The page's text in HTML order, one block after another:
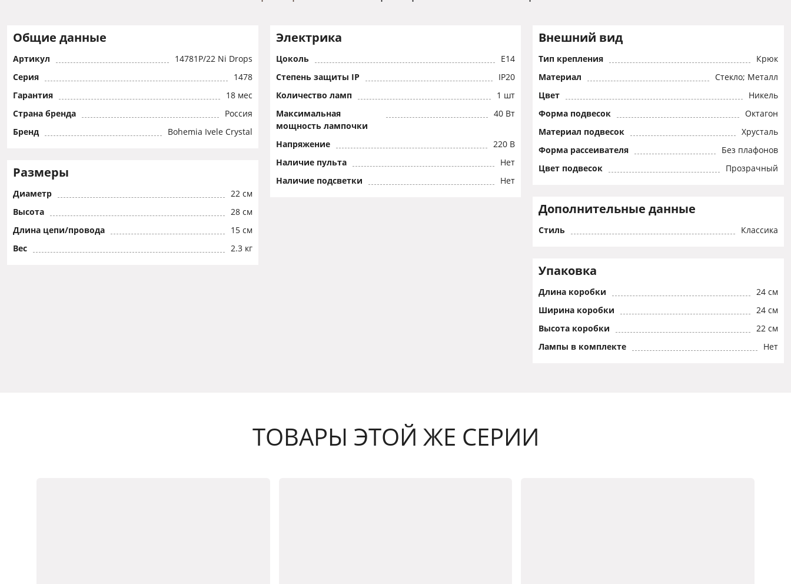
Общие данные
Артикул
14781P/22 Ni Drops
Серия
1478
Гарантия
18 мес
Страна бренда
Россия
Бренд
Bohemia Ivele Crystal
Размеры
Диаметр
22 см
Высота
28 см
Длина цепи/провода
15 см
Вес
2.3 кг
Электрика
Цоколь
E14
Степень защиты IP
IP20
Количество ламп
1 шт
Максимальная
мощность лампочки
40 Вт
Напряжение
220 В
Наличие пульта
Нет
Наличие подсветки
Нет
Внешний вид
Тип крепления
Крюк
Материал
Стекло; Металл
Цвет
Никель
Форма подвесок
Октагон
Материал подвесок
Хрусталь
Форма рассеивателя
Без плафонов
Цвет подвесок
Прозрачный
Дополнительные данные
Стиль Классика
Упаковка
Длина коробки
24 см
Ширина коробки
24 см
Высота коробки
22 см
Лампы в комплекте
Нет
ТОВАРЫ ЭТОЙ ЖЕ СЕРИИ